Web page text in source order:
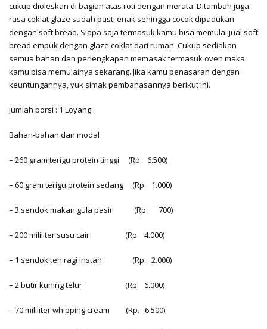
cukup dioleskan di bagian atas roti dengan merata. Ditambah juga
rasa coklat glaze sudah pasti enak sehingga cocok dipadukan
dengan soft bread. Siapa saja termasuk kamu bisa memulai jual soft
bread empuk dengan glaze coklat dari rumah. Cukup sediakan
semua bahan dan perlengkapan memasak termasuk oven maka
kamu bisa memulainya sekarang. Jika kamu penasaran dengan
keuntungannya, yuk simak pembahasannya berikut ini.
Jumlah porsi : 1 Loyang
Bahan-bahan dan modal
– 260 gram terigu protein tinggi (Rp. 6.500)
– 60 gram terigu protein sedang (Rp. 1.000)
– 3 sendok makan gula pasir (Rp. 700)
– 200 mililiter susu cair (Rp. 4.000)
– 1 sendok teh ragi instan (Rp. 2.000)
– 2 butir kuning telur (Rp. 6.000)
– 70 mililiter whipping cream (Rp. 6.500)